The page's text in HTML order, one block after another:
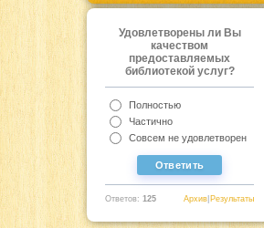
Удовлетворены ли Вы
качеством
предоставляемых
библиотекой услуг?
Полностью
Частично
Совсем не удовлетворен
Ответов: 125 Результаты
Архив